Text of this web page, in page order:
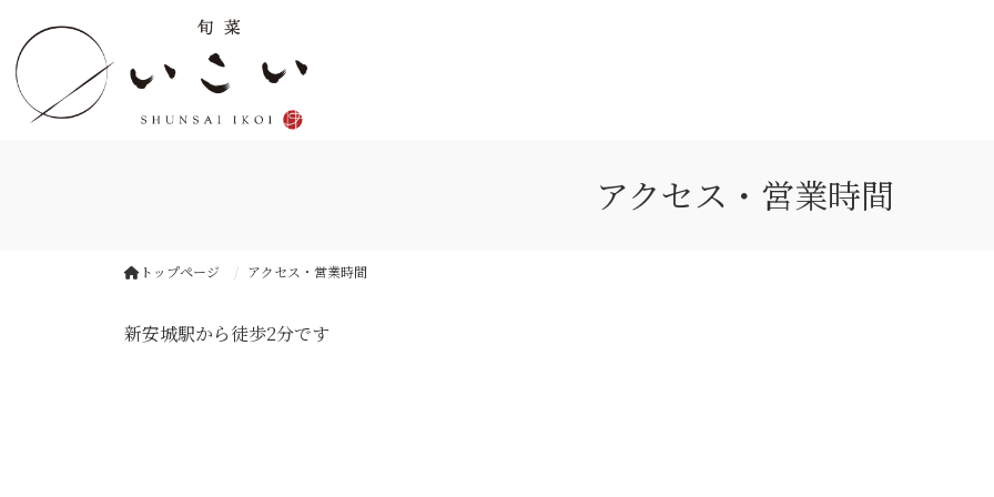
アクセス・営業時間
トップページ アクセス・営業時間
新安城駅から徒歩2分です